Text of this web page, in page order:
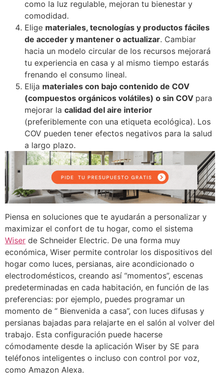
como la luz regulable, mejoran tu bienestar y
comodidad.
Elige materiales, tecnologías y productos fáciles
de acceder y mantener o actualizar. Cambiar
hacia un modelo circular de los recursos mejorará
tu experiencia en casa y al mismo tiempo estarás
frenando el consumo lineal.
Elija materiales con bajo contenido de COV
(compuestos orgánicos volátiles) o sin COV para
mejorar la calidad del aire interior
(preferiblemente con una etiqueta ecológica). Los
COV pueden tener efectos negativos para la salud
a largo plazo.
Piensa en soluciones que te ayudarán a personalizar y
maximizar el confort de tu hogar, como el sistema
Wiser de Schneider Electric. De una forma muy
económica, Wiser permite controlar los dispositivos del
hogar como luces, persianas, aire acondicionado o
electrodomésticos, creando así “momentos”, escenas
predeterminadas en cada habitación, en función de las
preferencias: por ejemplo, puedes programar un
momento de “ Bienvenida a casa”, con luces difusas y
persianas bajadas para relajarte en el salón al volver del
trabajo. Esta configuración puede hacerse
cómodamente desde la aplicación Wiser by SE para
teléfonos inteligentes o incluso con control por voz,
como Amazon Alexa.